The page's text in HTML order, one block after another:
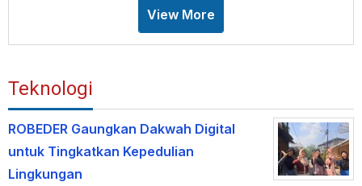
View More
Teknologi
ROBEDER Gaungkan Dakwah Digital
untuk Tingkatkan Kepedulian
Lingkungan